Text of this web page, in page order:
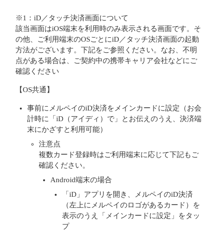
※1：iD／タッチ決済画面について
該当画面はiOS端末を利用時のみ表示される画面です。そ
の他、ご利用端末のOSごとにiD／タッチ決済画面の起動
方法がございます。下記をご参照ください。なお、不明
点がある場合は、ご契約中の携帯キャリア会社などにご
確認ください
【OS共通】
事前にメルペイのiD決済をメインカードに設定（お会
計時に「iD（アイディ）で」とお伝えのうえ、決済端
末にかざすと利用可能）
注意点
複数カード登録時はご利用端末に応じて下記もご
確認ください。
Android端末の場合
「iD」アプリを開き、メルペイのiD決済
（左上にメルペイのロゴがあるカード）を
表示のうえ「メインカードに設定」をタッ
プ